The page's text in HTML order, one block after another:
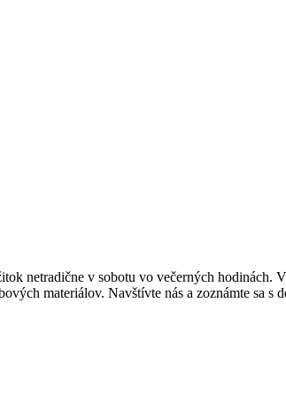
netradične v sobotu vo večerných hodinách.
materiálov. Navštívte nás a zoznámte sa s